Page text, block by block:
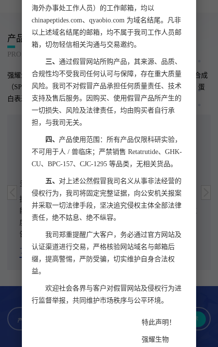
产品与服务
PRODUCTS AND SERVICES
强耀生物专注于生命科学科研事业，是国内较早采用“多肽固相合成
（SPPS）” 技术合成多肽的科技型企业，为客户提供多肽合成、蛋
白表达、抗体制备等一站式多元化服务。
多肽合成
拥有先进的多肽合成、纯化、冻干设备及完善的工艺流程，
能够根据客户要求合成不同长度、不同氨基酸序列和不同纯
度级别的多肽，保证多肽质量，并附有HPLC和MS检测报
告。
了解更多
产品名称 搜索
海外办事处工作人员）的工作邮箱，均以
chinapeptides.com、qyaobio.com 为域名结尾。凡非
以上述域名结尾的邮箱，均不属于我司工作人员邮
箱，切勿轻信相关沟通与交易邀约。
三、 通过假冒网站所购产品，其来源、品质、
合规性均不受我司任何认可与保障，存在重大质量
风险。我司不对假冒产品承担任何质量责任、技术
支持及售后服务。因购买、使用假冒产品所产生的
一切损失、风险及法律责任，均由购买者自行承
担，与我司无关。
四、 产品使用范围：所有产品仅限科研实验，
不可用于人 / 兽临床；严禁销售 Retatrutide、GHK-
CU、BPC-157、CJC-1295 等品类，无相关货品。
五、 对上述公然假冒我司名义从事非法经营的
侵权行为，我司将固定完整证据，向公安机关报案
并采取一切法律手段，坚决追究侵权主体全部法律
责任，绝不姑息、绝不纵容。
我司郑重提醒广大客户，务必通过官方网站及
认证渠道进行交易，严格核验网站域名与邮箱后
缀，提高警惕，严防受骗，切实维护自身合法权
益。
欢迎社会各界与客户对假冒网站及侵权行为进
行监督举报，共同维护市场秩序与公平环境。
特此声明！
强耀生物